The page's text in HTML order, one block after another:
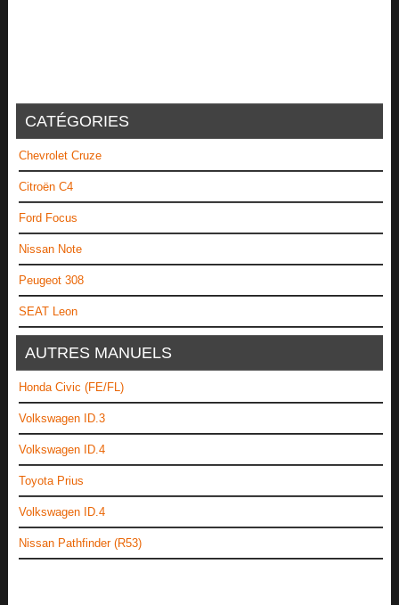
CATÉGORIES
Chevrolet Cruze
Citroën C4
Ford Focus
Nissan Note
Peugeot 308
SEAT Leon
AUTRES MANUELS
Honda Civic (FE/FL)
Volkswagen ID.3
Volkswagen ID.4
Toyota Prius
Volkswagen ID.4
Nissan Pathfinder (R53)